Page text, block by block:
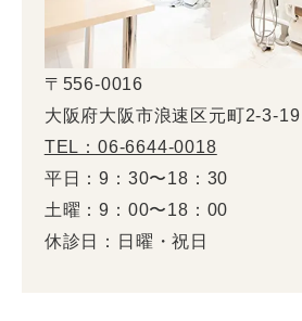
〒556-0016
大阪府大阪市浪速区元町2-3-
TEL：06-6644-0018
平日：9：30〜18：30
土曜：9：00〜18：00
休診日：日曜・祝日